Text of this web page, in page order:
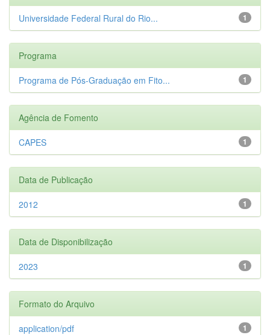
1
Universidade Federal Rural do Rio...
Programa
1
Programa de Pós-Graduação em Fito...
Agência de Fomento
1
CAPES
Data de Publicação
1
2012
Data de Disponibilização
1
2023
Formato do Arquivo
1
application/pdf